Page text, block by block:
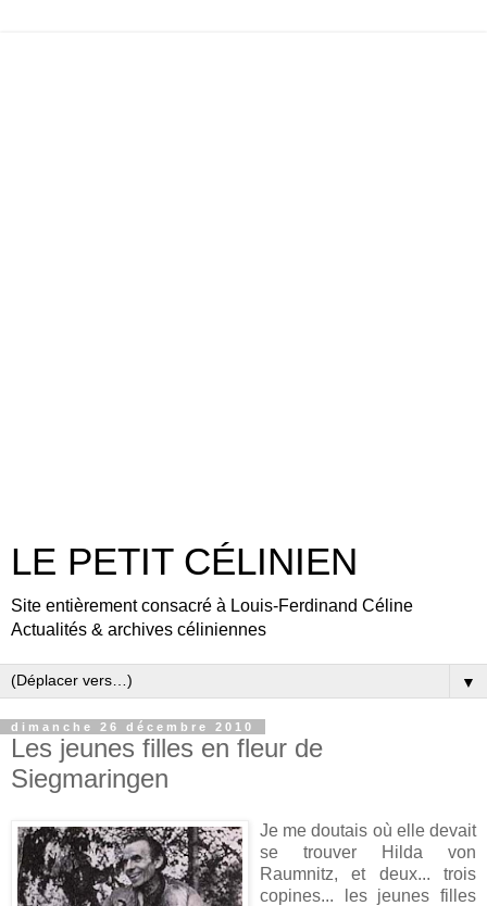
LE PETIT CÉLINIEN
Site entièrement consacré à Louis-Ferdinand Céline
Actualités & archives céliniennes
▼
dimanche 26 décembre 2010
Les jeunes filles en fleur de
Siegmaringen
Je me doutais où elle devait
se trouver Hilda von
Raumnitz, et deux... trois
copines... les jeunes filles